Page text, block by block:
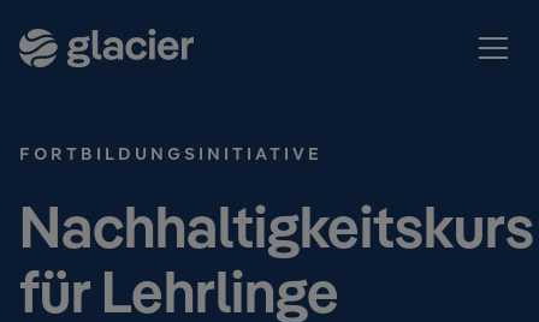
FORTBILDUNGSINITIATIVE
Nachhaltigkeitskurs
für Lehrlinge